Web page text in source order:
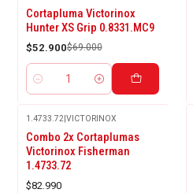
-23%
OFF
Cortapluma Victorinox
Hunter XS Grip 0.8331.MC9
$52.900$69.000
Cantidad
1.4733.72|VICTORINOX
Combo 2x Cortaplumas
Victorinox Fisherman
1.4733.72
$82.990